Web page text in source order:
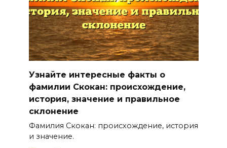
Узнайте интересные факты о
фамилии Скокан: происхождение,
история, значение и правильное
склонение
Фамилия Скокан: происхождение, история
и значение.